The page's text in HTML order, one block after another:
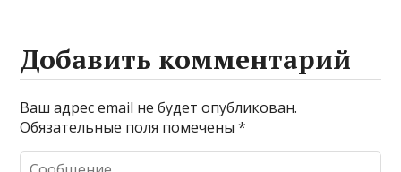
Добавить комментарий
Ваш адрес email не будет опубликован.
Обязательные поля помечены*